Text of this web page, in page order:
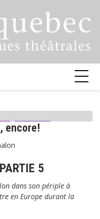
Théâtre
encore!
5
dans son périple à
en Europe durant la